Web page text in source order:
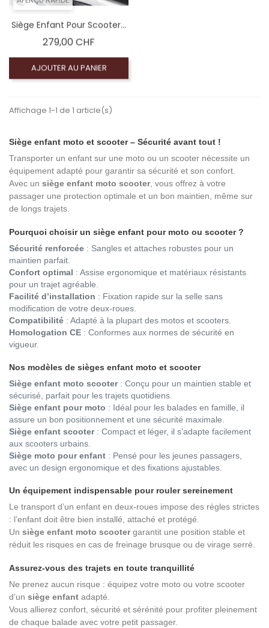
Siège Enfant Pour Scooter...
279,00 CHF
AJOUTER AU PANIER
Affichage 1-1 de 1 article(s)
Siège enfant moto et scooter – Sécurité avant tout !
Transporter un enfant sur une moto ou un scooter nécessite un
équipement adapté pour garantir sa sécurité et son confort.
Avec un siège enfant moto scooter, vous offrez à votre
passager une protection optimale et un bon maintien, même sur
de longs trajets.
Pourquoi choisir un siège enfant pour moto ou scooter ?
Sécurité renforcée : Sangles et attaches robustes pour un
maintien parfait.
Confort optimal : Assise ergonomique et matériaux résistants
pour un trajet agréable.
Facilité d’installation : Fixation rapide sur la selle sans
modification de votre deux-roues.
Compatibilité : Adapté à la plupart des motos et scooters.
Homologation CE : Conformes aux normes de sécurité en
vigueur.
Nos modèles de sièges enfant moto et scooter
Siège enfant moto scooter: Conçu pour un maintien stable et
sécurisé, parfait pour les trajets quotidiens.
Siège enfant pour moto : Idéal pour les balades en famille, il
assure un bon positionnement et une sécurité maximale.
Siège enfant scooter: Compact et léger, il s’adapte facilement
aux scooters urbains.
Siège moto pour enfant : Pensé pour les jeunes passagers,
avec un design ergonomique et des fixations ajustables.
Un équipement indispensable pour rouler sereinement
Le transport d’un enfant en deux-roues impose des règles strictes
: l’enfant doit être bien installé, attaché et protégé.
Un siège enfant moto scootergarantit une position stable et
réduit les risques en cas de freinage brusque ou de virage serré.
Assurez-vous des trajets en toute tranquillité
Ne prenez aucun risque : équipez votre moto ou votre scooter
d’un siège enfant adapté.
Vous allierez confort, sécurité et sérénité pour profiter pleinement
de chaque balade avec votre petit passager.